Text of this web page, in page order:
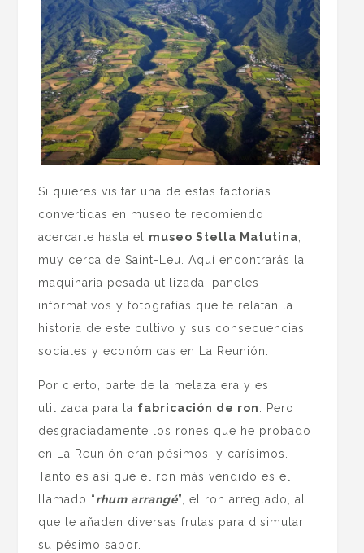
Si quieres visitar una de estas factorías
convertidas en museo te recomiendo
acercarte hasta el museo Stella Matutina,
muy cerca de Saint-Leu. Aquí encontrarás la
maquinaria pesada utilizada, paneles
informativos y fotografías que te relatan la
historia de este cultivo y sus consecuencias
sociales y económicas en La Reunión.
Por cierto, parte de la melaza era y es
utilizada para la fabricación de ron. Pero
desgraciadamente los rones que he probado
en La Reunión eran pésimos, y carísimos.
Tanto es así que el ron más vendido es el
llamado “rhum arrangé”, el ron arreglado, al
que le añaden diversas frutas para disimular
su pésimo sabor.